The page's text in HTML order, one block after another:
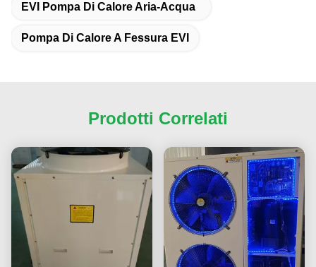
EVI Pompa Di Calore Aria-Acqua
Pompa Di Calore A Fessura EVI
Prodotti Correlati